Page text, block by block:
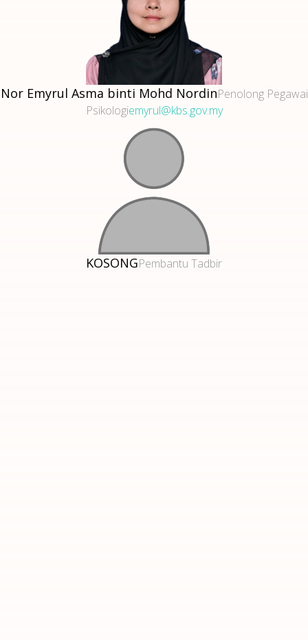
Nor Emyrul Asma binti Mohd NordinPenolong Pegawai
Psikologiemyrul@kbs.gov.my
KOSONGPembantu Tadbir